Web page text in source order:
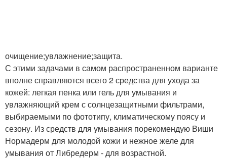
очищение;увлажнение;защита.
С этими задачами в самом распространенном варианте
вполне справляются всего 2 средства для ухода за
кожей: легкая пенка или гель для умывания и
увлажняющий крем с солнцезащитными фильтрами,
выбираемыми по фототипу, климатическому поясу и
сезону. Из средств для умывания порекомендую Виши
Нормадерм для молодой кожи и нежное желе для
умывания от Либредерм - для возрастной.